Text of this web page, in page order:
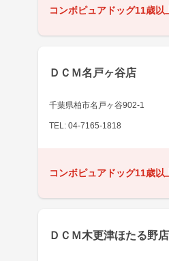
コンボピュアドッグ11歳以
ＤＣＭ名戸ヶ谷店
千葉県柏市名戸ヶ谷902-1
TEL: 04-7165-1818
コンボピュアドッグ11歳以
ＤＣＭ木更津ほたる野店